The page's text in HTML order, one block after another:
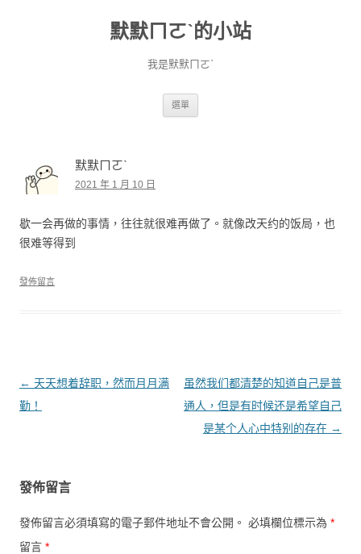
默默ㄇㄛˋ的小站
我是默默ㄇㄛˋ
選單
默默ㄇㄛˋ
2021 年 1 月 10 日
歇一会再做的事情，往往就很难再做了。就像改天约的饭局，也
很难等得到
發佈留言
文章導覽
← 天天想着辞职，然而月月满
勤！
虽然我们都清楚的知道自己是普
通人，但是有时候还是希望自己
是某个人心中特别的存在 →
發佈留言
發佈留言必須填寫的電子郵件地址不會公開。 必填欄位標示為 *
留言 *